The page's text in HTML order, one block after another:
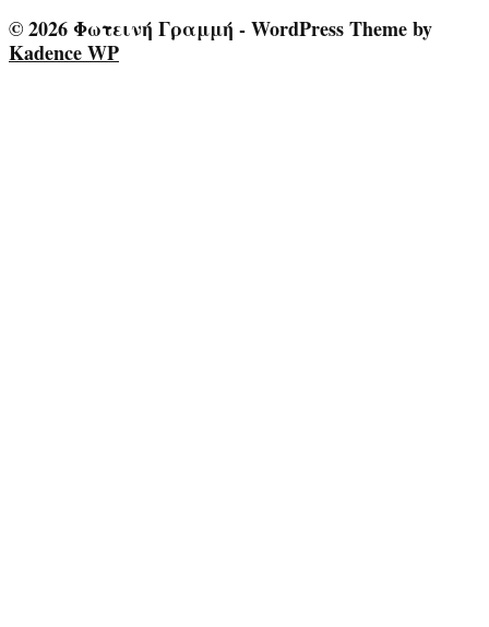
© 2026 Φωτεινή Γραμμή - WordPress Theme by
Kadence WP